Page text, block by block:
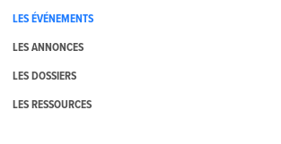
LES ÉVÉNEMENTS
LES ANNONCES
LES DOSSIERS
LES RESSOURCES